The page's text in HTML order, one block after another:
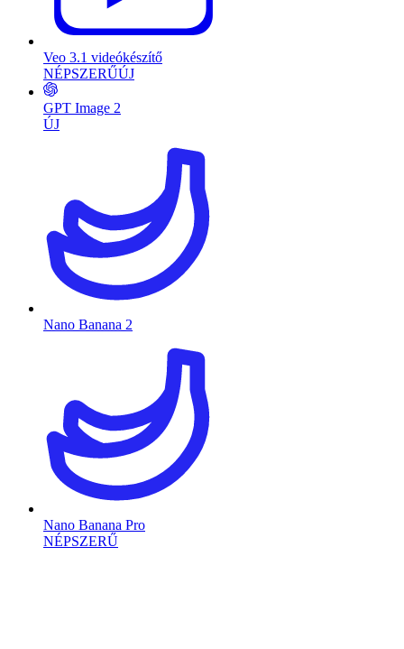
Veo 3.1 videókészítő
NÉPSZERŰÚJ
GPT Image 2
ÚJ
Nano Banana 2
Nano Banana Pro
NÉPSZERŰ